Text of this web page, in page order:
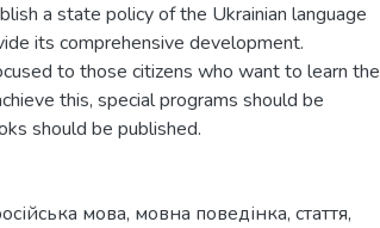
a state policy of the Ukrainian language
its comprehensive development.
to those citizens who want to learn the
this, special programs should be
should be published.
мова, мовна поведінка, стаття,